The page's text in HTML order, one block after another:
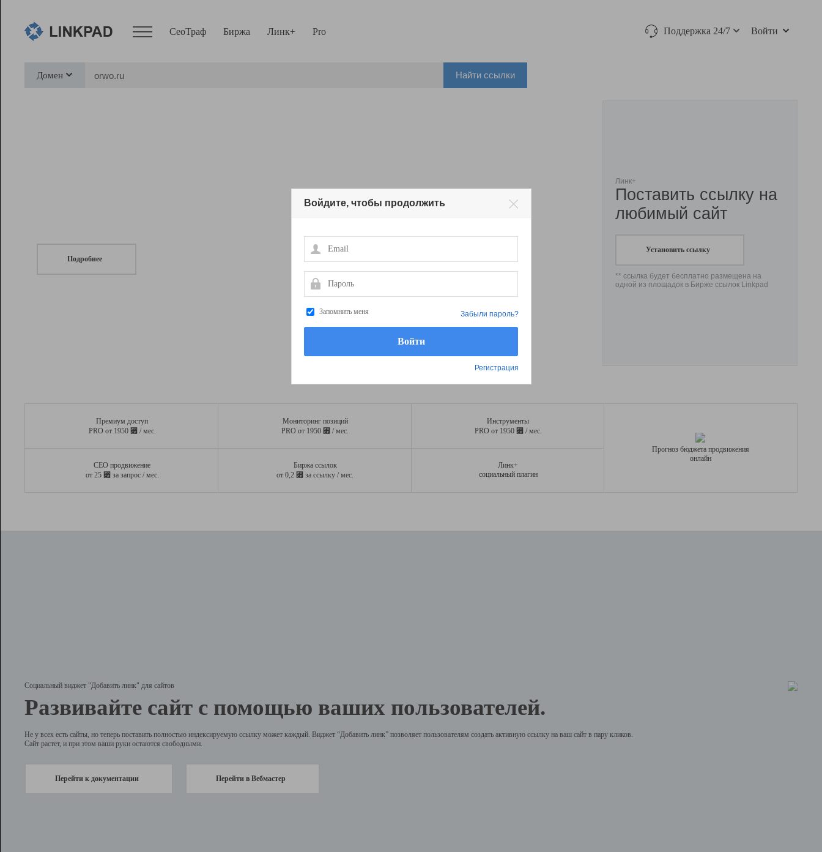
СеоТраф Биржа Линк+ Pro Поддержка 24/7 Войти
Домен Найти ссылки
Подробнее
Линк+
Поставить ссылку на
любимый сайт
Установить ссылку
** ссылка будет бесплатно размещена на
одной из площадок в Бирже ссылок Linkpad
Премиум доступ
PRO от 1950 ⃏ / мес.
Мониторинг позиций
PRO от 1950 ⃏ / мес.
Инструменты
PRO от 1950 ⃏ / мес.
СЕО продвижение
от 25 ⃏ за запрос / мес.
Биржа ссылок
от 0,2 ⃏ за ссылку / мес.
Линк+
социальный плагин
Прогноз бюджета продвижения
онлайн
Социальный виджет "Добавить линк" для сайтов
Развивайте сайт с помощью ваших пользователей.
Не у всех есть сайты, но теперь поставить полностью индексируемую ссылку может каждый. Виджет “Добавить линк” позволяет пользователям создать активную ссылку на ваш сайт в пару кликов.
Сайт растет, и при этом ваши руки остаются свободными.
Перейти к документации Перейти в Вебмастер
Войдите, чтобы продолжить
Email
Пароль
Запомнить меня
Регистрация
Забыли пароль?